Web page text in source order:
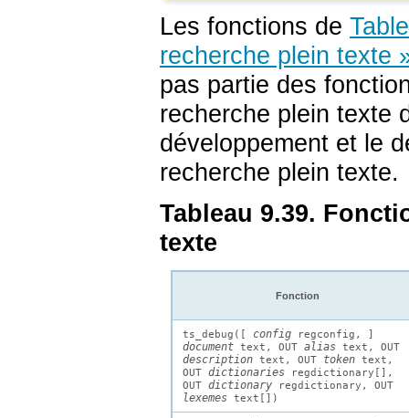
Les fonctions de
recherche plein texte
pas partie des
recherche plein texte
développement et le
recherche plein texte.
Tableau 9.39.
texte
Fonction
ts_debug([ config regconfig , ]
document text , OUT alias text , OUT
description text , OUT token text ,
OUT dictionaries regdictionary[] ,
OUT dictionary regdictionary , OUT
lexemes text[] )